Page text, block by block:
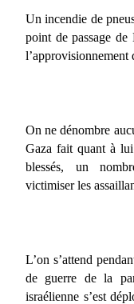
Un incendie de
point de passage
l’approvisionnement
On ne dénombre
Gaza fait quant à
blessés, un
victimiser les
L’on s’attend
de guerre de la
israélienne s’est